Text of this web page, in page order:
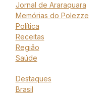
Jornal de Araraquara
Memórias do Polezze
Política
Receitas
Região
Saúde
Destaques
Brasil